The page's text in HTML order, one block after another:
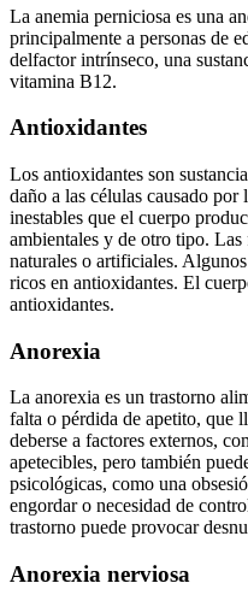
La anemia perniciosa es una
principalmente a personas de
delfactor intrínseco, una
vitamina B12.
Antioxidantes
Los antioxidantes son
daño a las células causado
inestables que el cuerpo
ambientales y de otro tipo. Las
naturales o artificiales.
ricos en antioxidantes. El
antioxidantes.
Anorexia
La anorexia es un trastorno
falta o pérdida de apetito, que
deberse a factores externos,
apetecibles, pero también
psicológicas, como una
engordar o necesidad de
trastorno puede provocar
Anorexia nerviosa